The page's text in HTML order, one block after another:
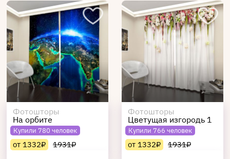
Фотошторы
На орбите
Купили 780 человек
от 1332₽ 1931₽
Фотошторы
Цветущая изгородь 1
Купили 766 человек
от 1332₽ 1931₽